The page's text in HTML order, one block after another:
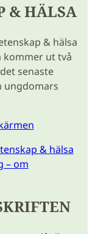
& HÄLSA
& hälsa
kommer ut två
senaste
ungdomars
& hälsa
– om